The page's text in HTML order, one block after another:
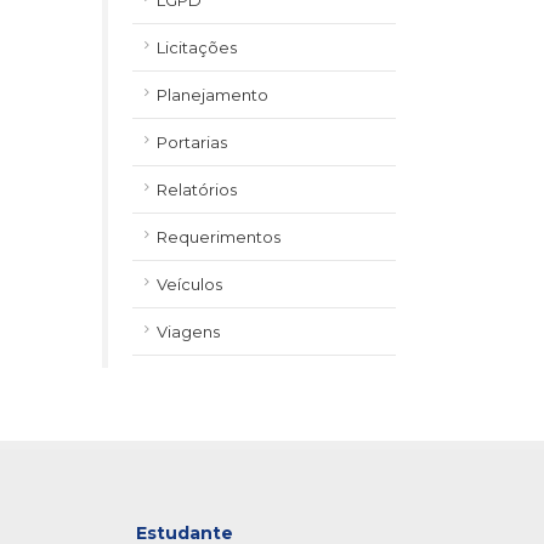
Licitações
Planejamento
Portarias
Relatórios
Requerimentos
Veículos
Viagens
Estudante